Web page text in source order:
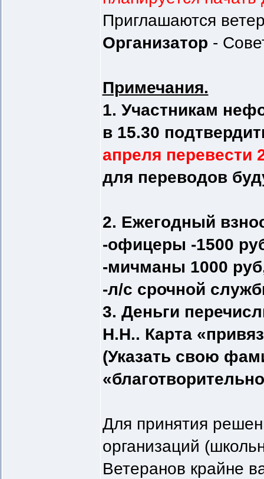
Приглашаются
Организатор -
Примечания.
1. Участникам
в 15.30
апреля перевести
для переводов
2. Ежегодный
-офицеры -1500
-мичманы 1000
-л/с срочной
3. Деньги
Н.Н.. Карта
(Указать свою
Для принятия
организаций
Ветеранов крайне